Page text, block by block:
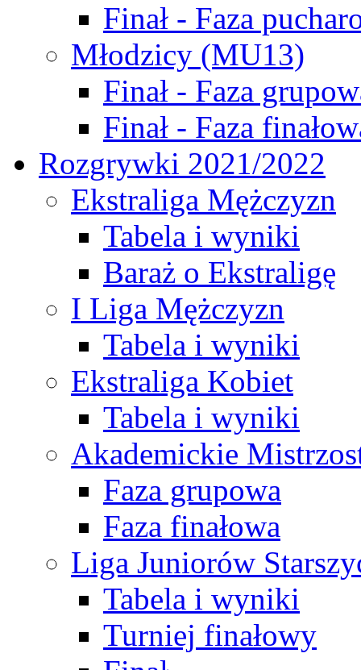
Finał - Faza
Młodzicy (MU13)
Finał - Faza
Finał - Faza
Rozgrywki 2021/2022
Ekstraliga Mężczyzn
Tabela i wyniki
Baraż o Ekstraligę
I Liga Mężczyzn
Tabela i wyniki
Ekstraliga Kobiet
Tabela i wyniki
Akademickie
Faza grupowa
Faza finałowa
Liga Juniorów
Tabela i wyniki
Turniej finałowy